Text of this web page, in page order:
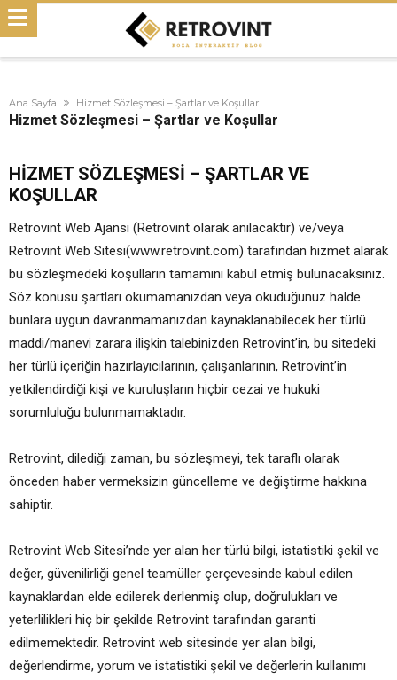
Ana Sayfa Hizmet Sözleşmesi – Şartlar ve Koşullar
Hizmet Sözleşmesi – Şartlar ve Koşullar
HİZMET SÖZLEŞMESİ – ŞARTLAR VE
KOŞULLAR
Retrovint Web Ajansı (Retrovint olarak anılacaktır) ve/veya
Retrovint Web Sitesi(www.retrovint.com) tarafından hizmet alarak
bu sözleşmedeki koşulların tamamını kabul etmiş bulunacaksınız.
Söz konusu şartları okumamanızdan veya okuduğunuz halde
bunlara uygun davranmamanızdan kaynaklanabilecek her türlü
maddi/manevi zarara ilişkin talebinizden Retrovint’in, bu sitedeki
her türlü içeriğin hazırlayıcılarının, çalışanlarının, Retrovint’in
yetkilendirdiği kişi ve kuruluşların hiçbir cezai ve hukuki
sorumluluğu bulunmamaktadır.
Retrovint, dilediği zaman, bu sözleşmeyi, tek taraflı olarak
önceden haber vermeksizin güncelleme ve değiştirme hakkına
sahiptir.
Retrovint Web Sitesi’nde yer alan her türlü bilgi, istatistiki şekil ve
değer, güvenilirliği genel teamüller çerçevesinde kabul edilen
kaynaklardan elde edilerek derlenmiş olup, doğrulukları ve
yeterlilikleri hiç bir şekilde Retrovint tarafından garanti
edilmemektedir. Retrovint web sitesinde yer alan bilgi,
değerlendirme, yorum ve istatistiki şekil ve değerlerin kullanımı